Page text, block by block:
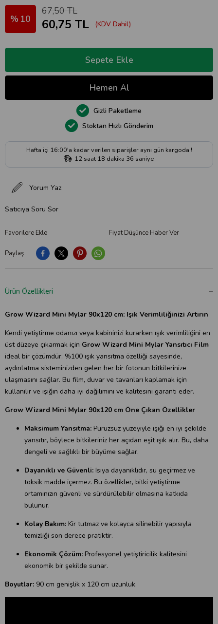
10
67,50 TL
60,75 TL (KDV Dahil)
Paylaş
Favorilere Ekle Fiyat Düşünce Haber Ver
Yorum Yaz
Satıcıya Soru Sor
Hafta içi 16:00'a kadar verilen siparişler aynı gün kargoda !
12 saat 18 dakika 36 saniye
Stoktan Hızlı Gönderim
Gizli Paketleme
Ürün Özellikleri
Grow Wizard Mini Mylar 90x120 cm: Işık Verimliliğinizi Artırın
Kendi yetiştirme odanızı veya kabininizi kurarken ışık verimliliğini en
üst düzeye çıkarmak için Grow Wizard Mini Mylar Yansıtıcı Film
ideal bir çözümdür. %100 ışık yansıtma özelliği sayesinde,
aydınlatma sisteminizden gelen her bir fotonun bitkilerinize
ulaşmasını sağlar. Bu film, duvar ve tavanları kaplamak için
kullanılır ve ışığın daha iyi dağılımını ve kalitesini garanti eder.
Grow Wizard Mini Mylar 90x120 cm Öne Çıkan Özellikler
Maksimum Yansıtma: Pürüzsüz yüzeyiyle ışığı en iyi şekilde
yansıtır, böylece bitkileriniz her açıdan eşit ışık alır. Bu, daha
dengeli ve sağlıklı bir büyüme sağlar.
Dayanıklı ve Güvenli: Isıya dayanıklıdır, su geçirmez ve
toksik madde içermez. Bu özellikler, bitki yetiştirme
ortamınızın güvenli ve sürdürülebilir olmasına katkıda
bulunur.
Kolay Bakım: Kir tutmaz ve kolayca silinebilir yapısıyla
temizliği son derece pratiktir.
Ekonomik Çözüm: Profesyonel yetiştiricilik kalitesini
ekonomik bir şekilde sunar.
Boyutlar: 90 cm genişlik x 120 cm uzunluk.